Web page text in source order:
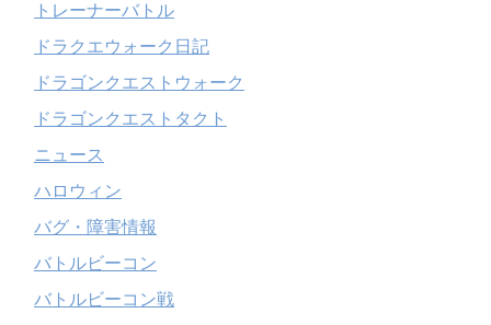
トレーナーバトル
ドラクエウォーク日記
ドラゴンクエストウォーク
ドラゴンクエストタクト
ニュース
ハロウィン
バグ・障害情報
バトルビーコン
バトルビーコン戦